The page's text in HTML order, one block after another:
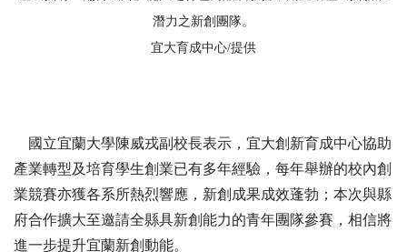
潛力之新創團隊。
宜大育成中心/提供
國立宜蘭大學陳威戎副校長表示，宜大創新育成中心協助
產業轉型及培育學生創業已有多年經驗，每年舉辦的校內創
業競賽亦獲各系所熱烈響應，新創成果成效蓬勃；本次與縣
府合作擴大至邀請全縣具新創能力的青年團隊參賽，相信將
進一步提升宜蘭新創動能。